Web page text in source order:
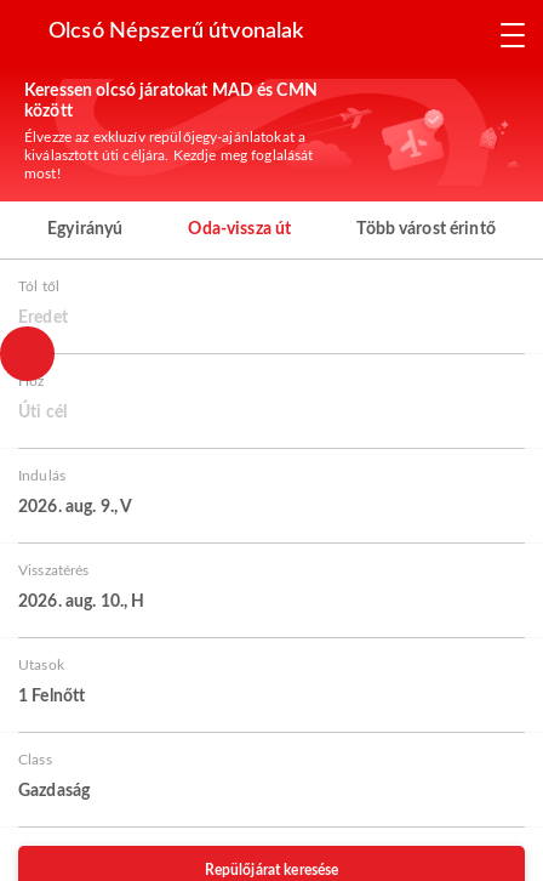
Olcsó Népszerű útvonalak
Keressen olcsó járatokat MAD és CMN
között
Élvezze az exkluzív repülőjegy-ajánlatokat a
kiválasztott úti céljára. Kezdje meg foglalását
most!
Egyirányú Oda-vissza út Több várost érintő
Tól től
Eredet
Hoz
Úti cél
Indulás
2026. aug. 9., V
Visszatérés
2026. aug. 10., H
Utasok
1 Felnőtt
Class
Gazdaság
Repülőjárat keresése